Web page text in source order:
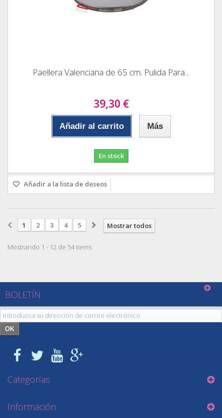
Paellera Valenciana de 65 cm. Pulida Para...
39,30 €
Añadir al carrito Más
En stock
Añadir a la lista de deseos
Mostrar todos
1 2 3 4 5
Mostrando 1 - 12 de 54 items
BOLETÍN
OK
Categorías
Información